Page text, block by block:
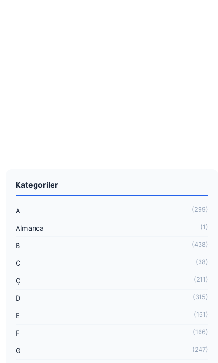
Kategoriler
A (299)
Almanca (1)
B (438)
C (38)
Ç (211)
D (315)
E (161)
F (166)
G (247)